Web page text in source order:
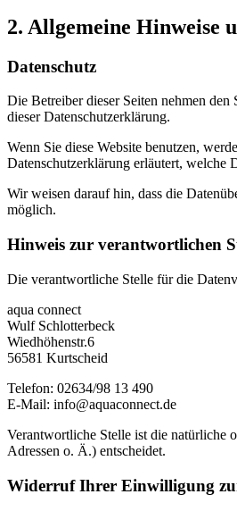
2. Allgemeine Hinweise
Datenschutz
Die Betreiber dieser Seiten nehmen
dieser Datenschutzerklärung.
Wenn Sie diese Website benutzen,
Datenschutzerklärung erläutert, welche
Wir weisen darauf hin, dass die
möglich.
Hinweis zur verantwortlichen
Die verantwortliche Stelle für die
aqua connect
Wulf Schlotterbeck
Wiedhöhenstr.6
56581 Kurtscheid
Telefon: 02634/98 13 490
E-Mail: info@aquaconnect.de
Verantwortliche Stelle ist die natürliche
Adressen o. Ä.) entscheidet.
Widerruf Ihrer Einwilligung